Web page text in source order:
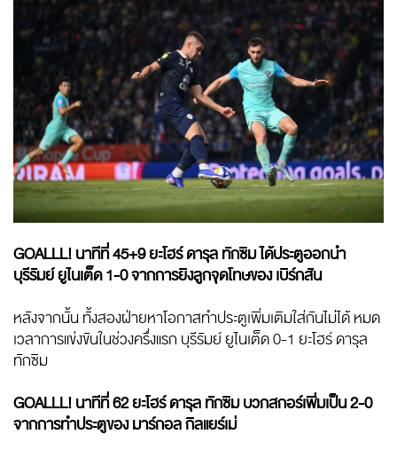
GOALLL! นาทีที่ 45+9 ยะโฮร์ ดารุล ทักซิม ได้ประตูออกนำ
บุรีรัมย์ ยูไนเต็ด 1-0 จากการยิงลูกจุดโทษของ เบิร์กสัน
หลังจากนั้น ทั้งสองฝ่ายหาโอกาสทำประตูเพิ่มเติมใส่กันไม่ได้ หมด
เวลาการแข่งขันในช่วงครึ่งแรก บุรีรัมย์ ยูไนเต็ด 0-1 ยะโฮร์ ดารุล
ทักซิม
GOALLL! นาทีที่ 62 ยะโฮร์ ดารุล ทักซิม บวกสกอร์เพิ่มเป็น 2-0
จากการทำประตูของ มาร์กอล กิลแยร์เม่